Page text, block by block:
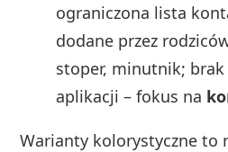
ograniczona lista
dodane przez
stoper, minutnik; brak
aplikacji – fokus na
Warianty kolorystyczne to